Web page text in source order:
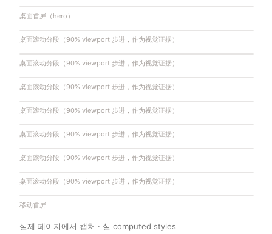
桌面首屏（hero）
桌面滚动分段（90% viewport 步进，作为视觉证据）
桌面滚动分段（90% viewport 步进，作为视觉证据）
桌面滚动分段（90% viewport 步进，作为视觉证据）
桌面滚动分段（90% viewport 步进，作为视觉证据）
桌面滚动分段（90% viewport 步进，作为视觉证据）
桌面滚动分段（90% viewport 步进，作为视觉证据）
桌面滚动分段（90% viewport 步进，作为视觉证据）
移动首屏
실제 페이지에서 캡처 · 실 computed styles